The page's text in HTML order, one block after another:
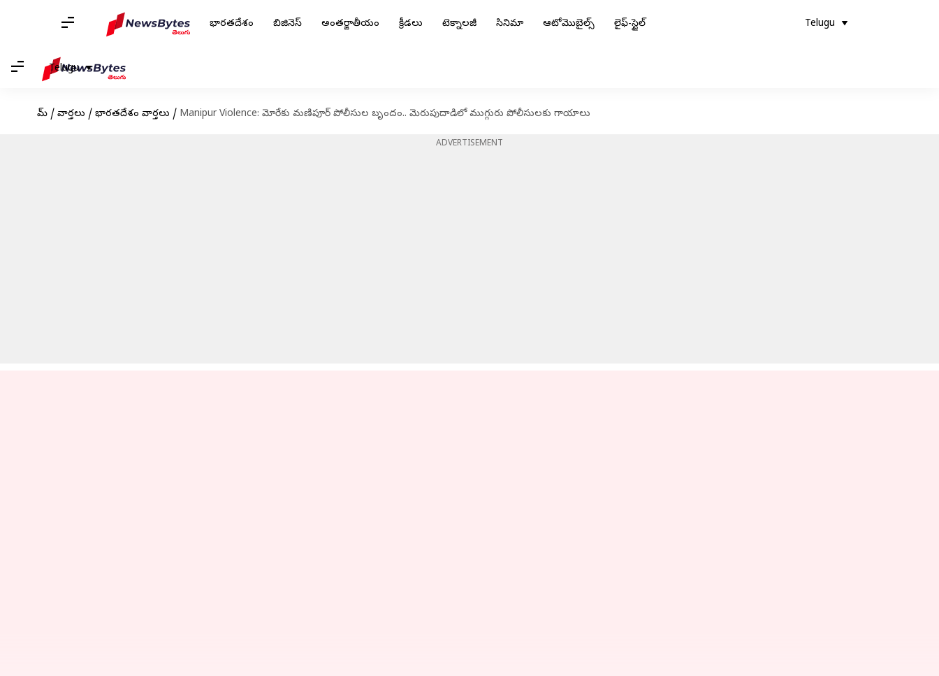
భారతదేశం బిజినెస్ అంతర్జాతీయం క్రీడలు టెక్నాలజీ సినిమా ఆటోమొబైల్స్ లైఫ్-స్టైల్ Telugu
Telugu
హోమ్ / వార్తలు / భారతదేశం వార్తలు / Manipur Violence: మోరేకు మణిపూర్ పోలీసుల బృందం.. మెరుపుదాడిలో ముగ్గురు పోలీసులకు గాయాలు
ADVERTISEMENT